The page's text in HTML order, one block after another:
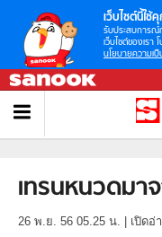
เว็บไซต์นี้ใช้
รับประสบการณ์
เว็บไซต์ของเรา
นโยบายความเ
เทรนหนวดมา
26 พ.ย. 56 05.25 น. เปิดอ่